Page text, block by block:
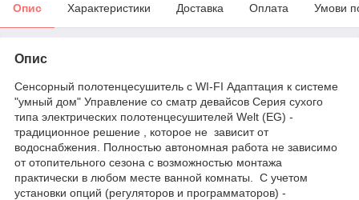
Опис Характеристики Доставка Оплата Умови
Опис
Сенсорный полотенцесушитель с WI-FI Адаптация к системе
"умный дом" Управление со сматр девайсов Серия сухого
типа электрических полотенцесушителей Welt (EG) -
традиционное решение , которое не зависит от
водоснабжения. Полностью автономная работа не зависимо
от отопительного сезона с возможностью монтажа
практически в любом месте ванной комнаты. С учетом
установки опций (регуляторов и прогрaмматоров) -